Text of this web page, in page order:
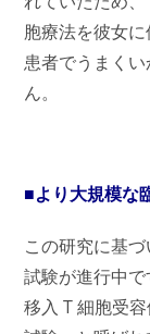
胞療法を彼女
患者でうまく
ん。
■より大規模な
この研究に基
試験が進行中
移入 T 細胞受